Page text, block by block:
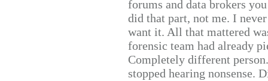
forums and data brokers
did that part, not me. I
want it. All that mattered
forensic team had already
Completely different
stopped hearing nonsense.